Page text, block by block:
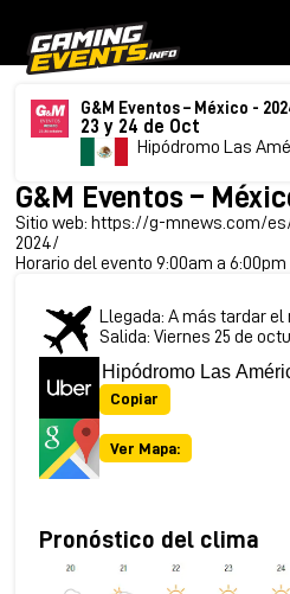
G&M Eventos – México -
23 y 24 de Oct
Hipódromo Las
G&M Eventos –
Sitio web: https://g-mnews.com/
2024/
Horario del evento 9:00am a 6:00pm
Llegada: A más tardar
Salida: Viernes 25 de
Copiar
Ver Mapa:
Pronóstico del clima